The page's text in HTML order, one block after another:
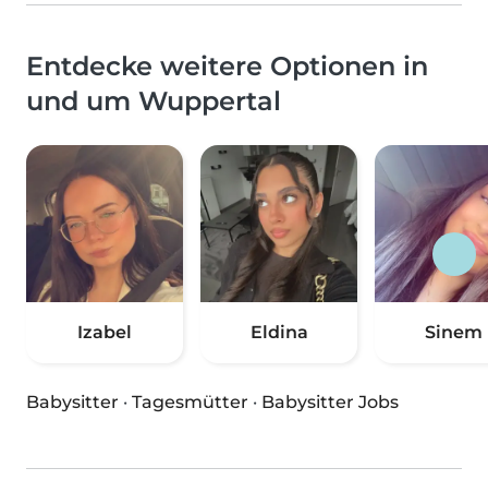
Entdecke weitere Optionen in
und um Wuppertal
Izabel Eldina Sinem
Babysitter · Tagesmütter · Babysitter Jobs